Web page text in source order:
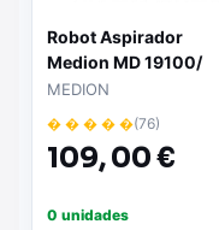
Robot Aspirador
Medion MD 19100/
Autonomía 90 Min
MEDION
� � � � �(76)
109,00 €
0 unidades